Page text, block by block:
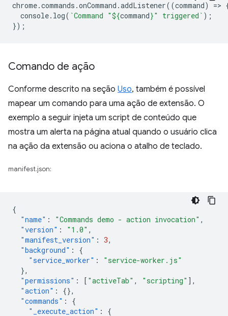
chrome.commands .onCommand .addListener((command) =>
console. log( `Command "${command}" triggered` );
});
Comando de ação
Conforme descrito na seção Uso, também é possível
mapear um comando para uma ação de extensão. O
exemplo a seguir injeta um script de conteúdo que
mostra um alerta na página atual quando o usuário clica
na ação da extensão ou aciona o atalho de teclado.
manifest.json:
{
"name" : "Commands demo - action invocation" ,
"version" : "1.0" ,
"manifest_version" : 3,
"background" :
{
"service_worker" :
"service-worker.js"
},
"permissions" : [ "activeTab" , "scripting" ],
"action" :
{},
"commands" :
{
"_execute_action" :
{